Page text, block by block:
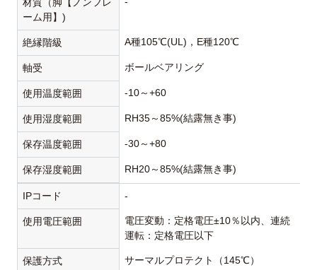
ーム用】)
絶縁階級 A種105℃(UL)，E種120℃
軸受 ボールベアリング
使用温度範囲 -10～+60
使用湿度範囲 RH35～85%(結露無き事)
保存温度範囲 -30～+80
保存湿度範囲 RH20～85%(結露無き事)
IPコード -
使用電圧範囲
電圧変動：定格電圧±10％以内、連続
運転：定格電圧以下
保護方式 サーマルプロテクト（145℃）